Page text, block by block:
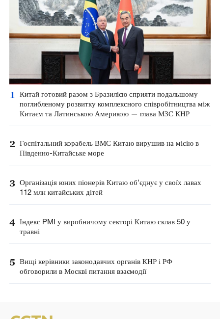
1
Китай готовий разом з Бразилією сприяти подальшому
поглибленому розвитку комплексного співробітництва між
Китаєм та Латинською Америкою — глава МЗС КНР
2 Госпітальний корабель ВМС Китаю вирушив на місію в
Південно-Китайське море
3 Організація юних піонерів Китаю об’єднує у своїх лавах
112 млн китайських дітей
4 Індекс PMI у виробничому секторі Китаю склав 50 у
травні
5 Вищі керівники законодавчих органів КНР і РФ
обговорили в Москві питання взаємодії